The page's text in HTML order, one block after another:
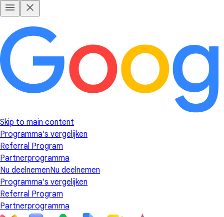
Skip to main content
Programma's vergelijken
Referral Program
Partnerprogramma
Nu deelnemenNu deelnemen
Programma's vergelijken
Referral Program
Partnerprogramma